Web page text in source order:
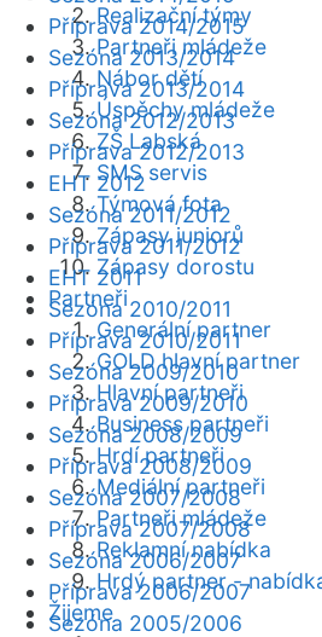
Realizační týmy
Partneři mládeže
Nábor dětí
Úspěchy mládeže
ZŠ Labská
SMS servis
Týmová fota
Zápasy juniorů
Zápasy dorostu
Partneři
Generální partner
GOLD hlavní partner
Hlavní partneři
Business partneři
Hrdí partneři
Mediální partneři
Partneři mládeže
Reklamní nabídka
Hrdý partner -
Žijeme
Příprava 2014/2015
Sezóna 2013/2014
Příprava 2013/2014
Sezóna 2012/2013
Příprava 2012/2013
EHT 2012
Sezóna 2011/2012
Příprava 2011/2012
EHT 2011
Sezóna 2010/2011
Příprava 2010/2011
Sezóna 2009/2010
Příprava 2009/2010
Sezóna 2008/2009
Příprava 2008/2009
Sezóna 2007/2008
Příprava 2007/2008
Sezóna 2006/2007
Příprava 2006/2007
Sezóna 2005/2006